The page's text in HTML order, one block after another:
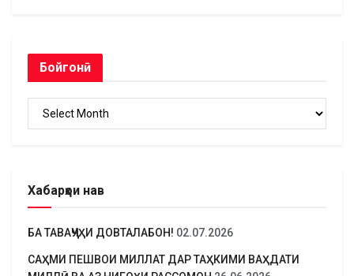
Бойгонӣ
Хабарҳои нав
БА ТАВАҶҶУҲИ ДОВТАЛАБОН! 02.07.2026
САҲМИ ПЕШВОИ МИЛЛАТ ДАР ТАҲКИМИ ВАҲДАТИ